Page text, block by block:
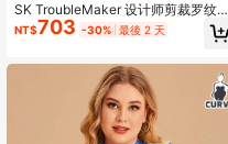
SK TroubleMaker 设计师剪裁罗纹针
织紧身优雅毛衣裙，适合节日、派
对、生日服装、节日、婚礼舞会礼服
NT$703 -30% 最後 2 天